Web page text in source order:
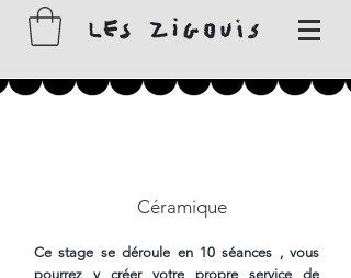
Céramique
Ce stage se déroule en 10 séances , vous
pourrez y créer votre propre service de